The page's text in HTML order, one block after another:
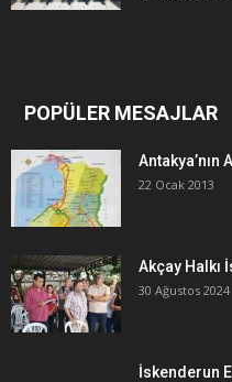
POPÜLER MESAJLAR
Antakya’nın
22 Ocak 2013
Akçay Halkı
30 Ağustos 2024
İskenderun